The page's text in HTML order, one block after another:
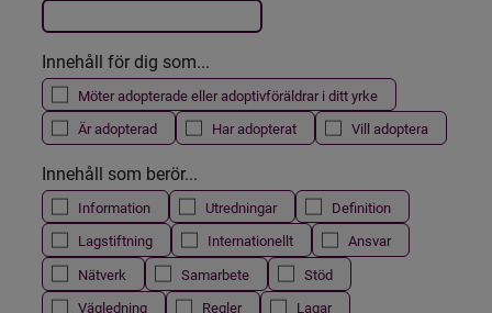
Innehåll för dig som...
Möter adopterade eller adoptivföräldrar i ditt yrke
Är adopterad
Har adopterat Vill adoptera
Innehåll som berör...
Information Utredningar
Definition
Lagstiftning
Internationellt
Ansvar
Nätverk
Samarbete
Stöd
Vägledning
Regler
Lagar